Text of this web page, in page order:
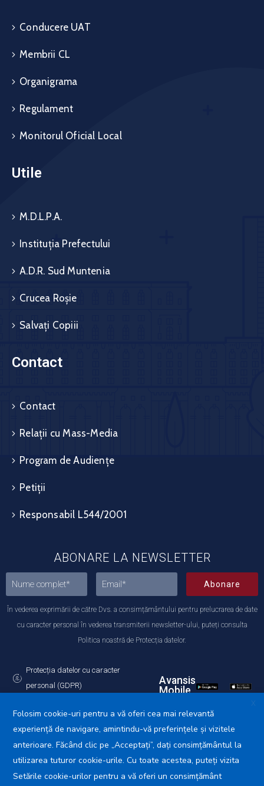
Conducere UAT
Membrii CL
Organigrama
Regulament
Monitorul Oficial Local
Utile
M.D.L.P.A.
Instituția Prefectului
A.D.R. Sud Muntenia
Crucea Roșie
Salvați Copiii
Contact
Contact
Relații cu Mass-Media
Program de Audiențe
Petiții
Responsabil L544/2001
ABONARE LA NEWSLETTER
Abonare
În vederea exprimării de către Dvs. a consimțământului pentru prelucrarea de date
cu caracter personal în vederea transmiterii newsletter-ului, puteți consulta
Politica noastră de Protecția datelor.
Protecția datelor cu caracter
personal (GDPR)
Avansis
Mobile
Primăria Municipiului Călărași © 2025. Toate drepturile
X
Folosim cookie-uri pentru a vă oferi cea mai relevantă
experiență de navigare, amintindu-vă preferințele și vizitele
anterioare. Făcând clic pe „Acceptați”, dați consimțământul la
utilizarea tuturor cookie-urile. Cu toate acestea, puteți vizita
Setările cookie-urilor pentru a vă oferi un consimțământ